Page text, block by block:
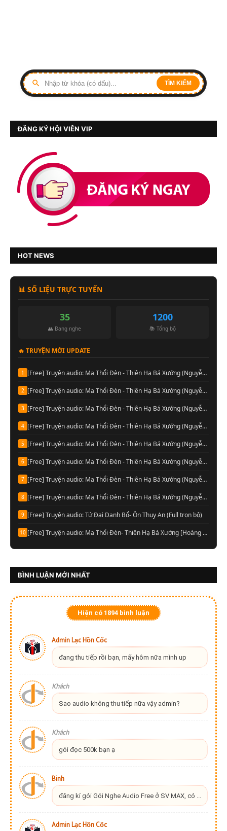
TÌM KIẾM
ĐĂNG KÝ HỘI VIÊN VIP
HOT NEWS
📊 SỐ LIỆU TRỰC TUYẾN
35
👥 Đang nghe
1200
📚 Tổng bộ
🔥 TRUYỆN MỚI UPDATE
1 [Free] Truyện audio: Ma Thổi Đèn - Thiên Hạ Bá Xướng (Nguyễn Thành đọc-Quyển 08)
2 [Free] Truyện audio: Ma Thổi Đèn - Thiên Hạ Bá Xướng (Nguyễn Thành đọc-Quyển 07)
3 [Free] Truyện audio: Ma Thổi Đèn - Thiên Hạ Bá Xướng (Nguyễn Thành đọc-Quyển 06)
4 [Free] Truyện audio: Ma Thổi Đèn - Thiên Hạ Bá Xướng (Nguyễn Thành đọc-Quyển 05)
5 [Free] Truyện audio: Ma Thổi Đèn - Thiên Hạ Bá Xướng (Nguyễn Thành đọc-Quyển 04)
6 [Free] Truyện audio: Ma Thổi Đèn - Thiên Hạ Bá Xướng (Nguyễn Thành đọc-Quyển 03)
7 [Free] Truyện audio: Ma Thổi Đèn - Thiên Hạ Bá Xướng (Nguyễn Thành đọc-Quyển 02)
8 [Free] Truyện audio: Ma Thổi Đèn - Thiên Hạ Bá Xướng (Nguyễn Thành đọc-Quyển 01)
9 [Free] Truyện audio: Tứ Đại Danh Bổ- Ôn Thụy An (Full trọn bộ)
10 [Free] Truyện audio: Ma Thổi Đèn- Thiên Hạ Bá Xướng [Hoàng Vinh đọc] (Trọn bộ)
BÌNH LUẬN MỚI NHẤT
Hiện có 1894 bình luận
Admin Lạc Hồn Cốc
đang thu tiếp rồi bạn, mấy hôm nữa mình up
Khách
Sao audio không thu tiếp nữa vậy admin?
Khách
gói đọc 500k bạn ạ
Binh
đăng kí gói Gói Nghe Audio Free ở SV MAX, có ...
Admin Lạc Hồn Cốc